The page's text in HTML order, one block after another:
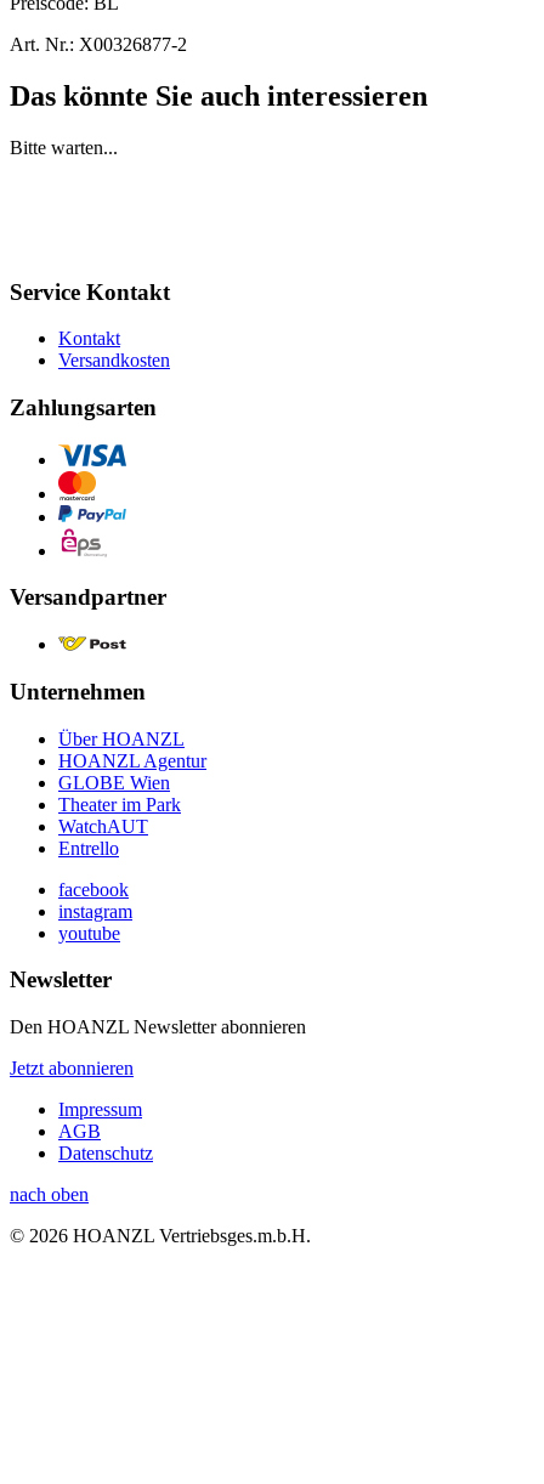
Art. Nr.: X00326877-2
Das könnte Sie auch interessieren
Bitte warten...
Service Kontakt
Kontakt
Versandkosten
Zahlungsarten
Versandpartner
Unternehmen
Über HOANZL
HOANZL Agentur
GLOBE Wien
Theater im Park
WatchAUT
Entrello
facebook
instagram
youtube
Newsletter
Den HOANZL Newsletter abonnieren
Jetzt abonnieren
Impressum
AGB
Datenschutz
nach oben
© 2026 HOANZL Vertriebsges.m.b.H.